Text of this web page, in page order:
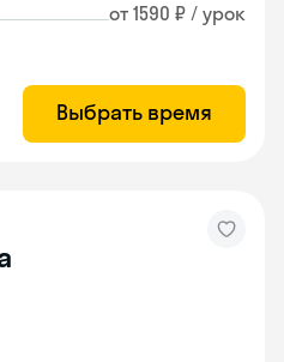
от 1590 ₽ / урок
Выбрать время